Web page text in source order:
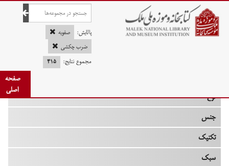
صفحه اصلی
پالایش:
صفویه
ضرب چکشی
مجموع نتایج:
۴۱۵
صفحه
اصلی
نوع
جنس
تکنیک
سبک